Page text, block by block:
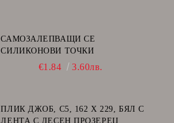
САМОЗАЛЕПВАЩИ СЕ
СИЛИКОНОВИ ТОЧКИ
€1.84 3.60лв.
ПЛИК ДЖОБ, C5, 162 Х 229, БЯЛ С
ЛЕНТА С ДЕСЕН ПРОЗЕРЕЦ